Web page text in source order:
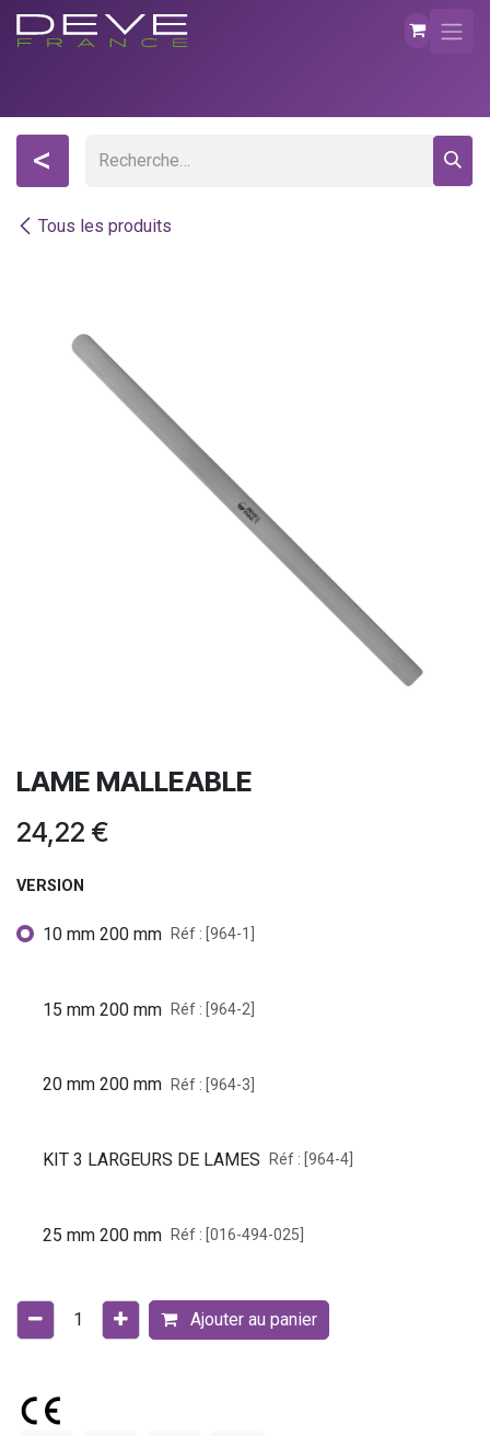
Se rendre au contenu
Tous les produits
<
LAME MALLEABLE
24,22 €
VERSION
10 mm 200 mm Réf : [964-1]
15 mm 200 mm Réf : [964-2]
20 mm 200 mm Réf : [964-3]
KIT 3 LARGEURS DE LAMES Réf : [964-4]
25 mm 200 mm Réf : [016-494-025]
Ajouter au panier